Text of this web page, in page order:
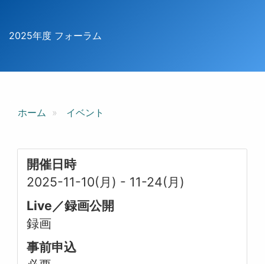
2025年度 フォーラム
ホーム イベント
開催日時
2025-11-10(月) - 11-24(月)
Live／録画公開
録画
事前申込